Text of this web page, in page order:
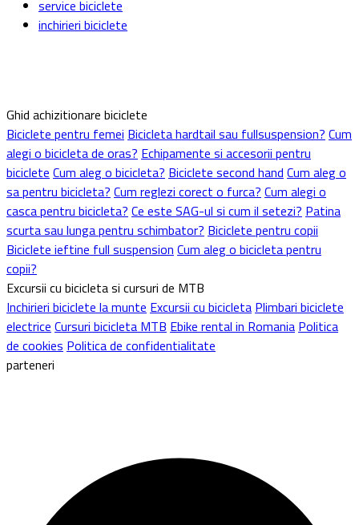
service biciclete
inchirieri biciclete
Ghid achizitionare biciclete
Biciclete pentru femei Bicicleta hardtail sau fullsuspension? Cum
alegi o bicicleta de oras? Echipamente si accesorii pentru
biciclete Cum aleg o bicicleta? Biciclete second hand Cum aleg o
sa pentru bicicleta? Cum reglezi corect o furca? Cum alegi o
casca pentru bicicleta? Ce este SAG-ul si cum il setezi? Patina
scurta sau lunga pentru schimbator? Biciclete pentru copii
Biciclete ieftine full suspension Cum aleg o bicicleta pentru
copii?
Excursii cu bicicleta si cursuri de MTB
Inchirieri biciclete la munte Excursii cu bicicleta Plimbari biciclete
electrice Cursuri bicicleta MTB Ebike rental in Romania Politica
de cookies Politica de confidentialitate
parteneri